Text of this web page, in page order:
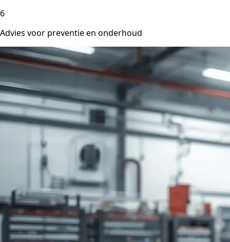
6
Advies voor preventie en onderhoud